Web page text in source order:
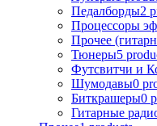
Педалборды2
Процессоры
Прочее
Тюнеры5
Футсвитчи и
Шумодавы0
Биткрашеры0
Гитарные